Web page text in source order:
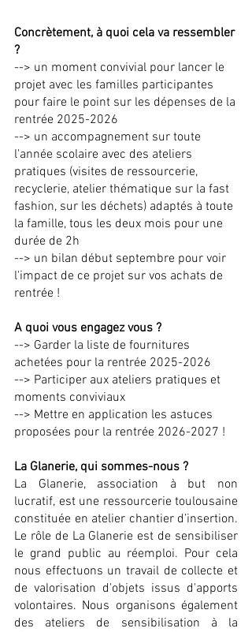
Concrètement, à quoi cela va ressembler
?
--> un moment convivial pour lancer le
projet avec les familles participantes
pour faire le point sur les dépenses de la
rentrée 2025-2026
--> un accompagnement sur toute
l'année scolaire avec des ateliers
pratiques (visites de ressourcerie,
recyclerie, atelier thématique sur la fast
fashion, sur les déchets) adaptés à toute
la famille, tous les deux mois pour une
durée de 2h
--> un bilan début septembre pour voir
l'impact de ce projet sur vos achats de
rentrée !
A quoi vous engagez vous ?
--> Garder la liste de fournitures
achetées pour la rentrée 2025-2026
--> Participer aux ateliers pratiques et
moments conviviaux
--> Mettre en application les astuces
proposées pour la rentrée 2026-2027 !
La Glanerie, qui sommes-nous ?
La Glanerie, association à but non
lucratif, est une ressourcerie toulousaine
constituée en atelier chantier d’insertion.
Le rôle de La Glanerie est de sensibiliser
le grand public au réemploi. Pour cela
nous effectuons un travail de collecte et
de valorisation d'objets issus d'apports
volontaires. Nous organisons également
des ateliers de sensibilisation à la